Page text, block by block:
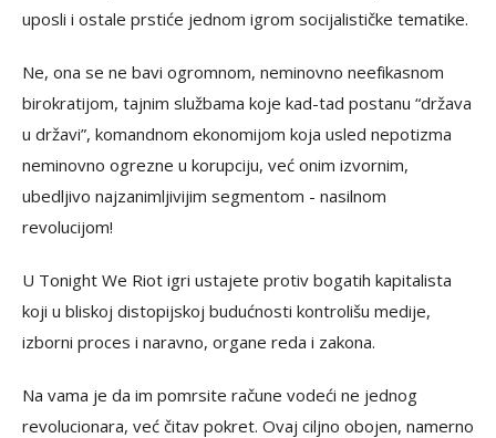
uposli i ostale prstiće jednom igrom socijalističke tematike.
Ne, ona se ne bavi ogromnom, neminovno neefikasnom
birokratijom, tajnim službama koje kad-tad postanu “država
u državi”, komandnom ekonomijom koja usled nepotizma
neminovno ogrezne u korupciju, već onim izvornim,
ubedljivo najzanimljivijim segmentom - nasilnom
revolucijom!
U Tonight We Riot igri ustajete protiv bogatih kapitalista
koji u bliskoj distopijskoj budućnosti kontrolišu medije,
izborni proces i naravno, organe reda i zakona.
Na vama je da im pomrsite račune vodeći ne jednog
revolucionara, već čitav pokret. Ovaj ciljno obojen, namerno